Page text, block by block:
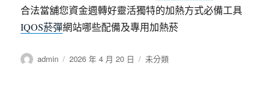
合法當舖您資金週轉好靈活獨特的加熱方式必備工具
IQOS菸彈網站哪些配備及專用加熱菸
作
admin
發
2026 年 4 月 20 日
分
未分類